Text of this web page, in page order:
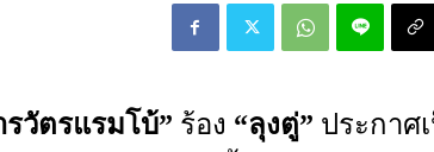
รวัตรแรมโบ้” ร้อง “ลุงตู่” ประกาศ